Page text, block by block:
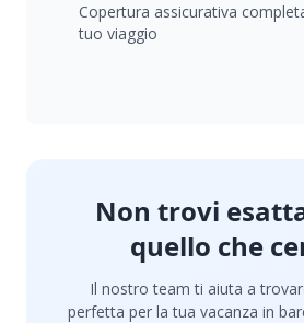
Copertura assicurativa
tuo viaggio
Non trovi
quello che
Il nostro team ti aiuta a
perfetta per la tua vacanza in